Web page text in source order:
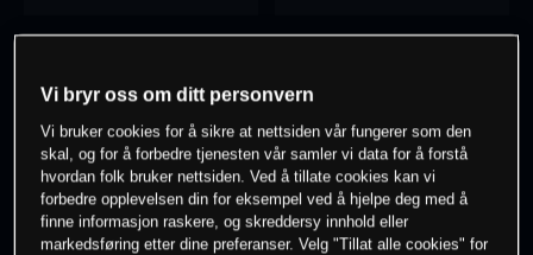
- -
0% av kunder erpå dette instrumentet
Vi bryr oss om ditt personvern
Vi bruker cookies for å sikre at nettsiden vår fungerer som den
skal, og for å forbedre tjenesten vår samler vi data for å forstå
hvordan folk bruker nettsiden. Ved å tillate cookies kan vi
forbedre opplevelsen din for eksempel ved å hjelpe deg med å
finne informasjon raskere, og skreddersy innhold eller
markedsføring etter dine preferanser. Velg "Tillat alle cookies" for